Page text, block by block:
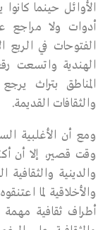
الأوائل حينما
أدوات ولا مراجع
الفتوحات في الربع
الهندية واتسعت
المناطق بتراث
والثقافات القديمة.
ومع أن الأغلبية
وقت قصير، إلا أن
والدينية
والأخلاقية لما
أطراف ثقافية